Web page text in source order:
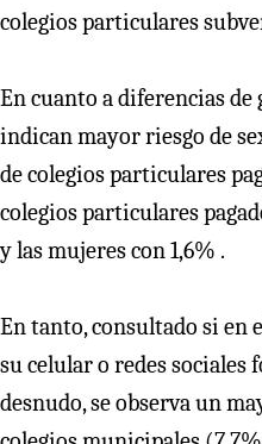
colegios particulares
En cuanto a diferencias de
indican mayor riesgo de
de colegios particulares
colegios particulares
y las mujeres con 1,6% .
En tanto, consultado si
su celular o redes
desnudo, se observa un